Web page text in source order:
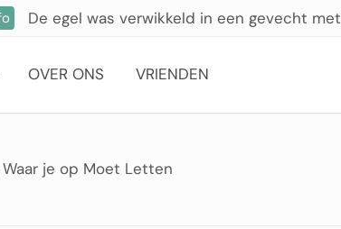
De egel was verwikkeld in een gevecht met
OVER ONS VRIENDEN
je op Moet Letten